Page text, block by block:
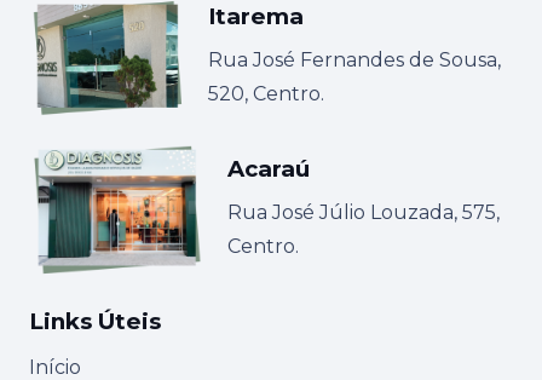
Itarema
Rua José Fernandes de Sousa,
520, Centro.
Acaraú
Rua José Júlio Louzada, 575,
Centro.
Links Úteis
Início